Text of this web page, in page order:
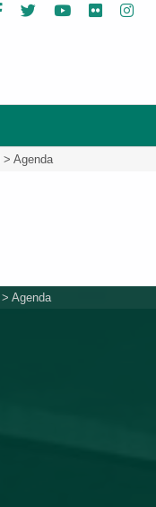
Facebook
Twitter YouTube
Flickr
> Agenda
>Agenda